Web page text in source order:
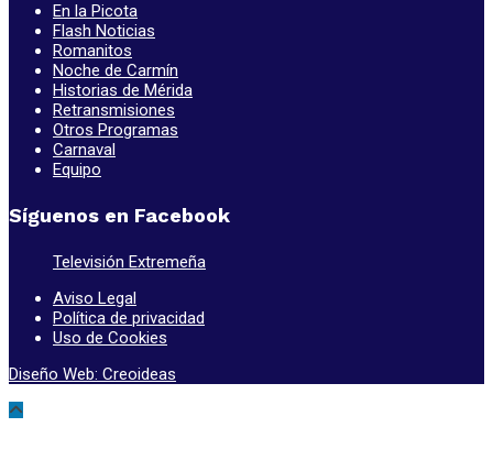
En la Picota
Flash Noticias
Romanitos
Noche de Carmín
Historias de Mérida
Retransmisiones
Otros Programas
Carnaval
Equipo
Síguenos en Facebook
Televisión Extremeña
Aviso Legal
Política de privacidad
Uso de Cookies
Diseño Web: Creoideas